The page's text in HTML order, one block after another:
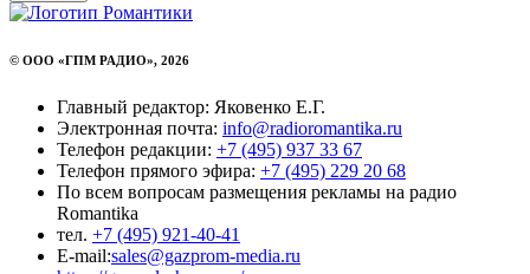
© ООО «ГПМ РАДИО», 2026
Главный редактор: Яковенко Е.Г.
Электронная почта: info@radioromantika.ru
Телефон редакции: +7 (495) 937 33 67
Телефон прямого эфира: +7 (495) 229 20 68
По всем вопросам размещения рекламы на радио
Romantika
тел. +7 (495) 921-40-41
E-mail:sales@gazprom-media.ru